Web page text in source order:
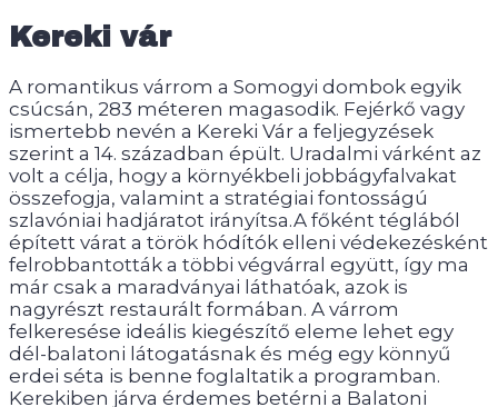
Kereki vár
A romantikus várrom a Somogyi dombok egyik
csúcsán, 283 méteren magasodik. Fejérkő vagy
ismertebb nevén a Kereki Vár a feljegyzések
szerint a 14. században épült. Uradalmi várként az
volt a célja, hogy a környékbeli jobbágyfalvakat
összefogja, valamint a stratégiai fontosságú
szlavóniai hadjáratot irányítsa.A főként téglából
épített várat a török hódítók elleni védekezésként
felrobbantották a többi végvárral együtt, így ma
már csak a maradványai láthatóak, azok is
nagyrészt restaurált formában. A várrom
felkeresése ideális kiegészítő eleme lehet egy
dél-balatoni látogatásnak és még egy könnyű
erdei séta is benne foglaltatik a programban.
Kerekiben járva érdemes betérni a Balatoni